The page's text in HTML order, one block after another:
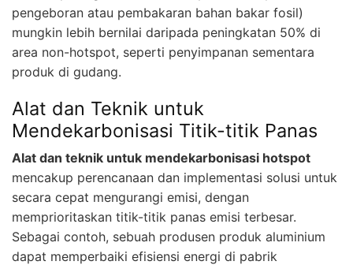
pengeboran atau pembakaran bahan bakar fosil)
mungkin lebih bernilai daripada peningkatan 50% di
area non-hotspot, seperti penyimpanan sementara
produk di gudang.
Alat dan Teknik untuk
Mendekarbonisasi Titik-titik Panas
Alat dan teknik untuk mendekarbonisasi hotspot
mencakup perencanaan dan implementasi solusi untuk
secara cepat mengurangi emisi, dengan
memprioritaskan titik-titik panas emisi terbesar.
Sebagai contoh, sebuah produsen produk aluminium
dapat memperbaiki efisiensi energi di pabrik